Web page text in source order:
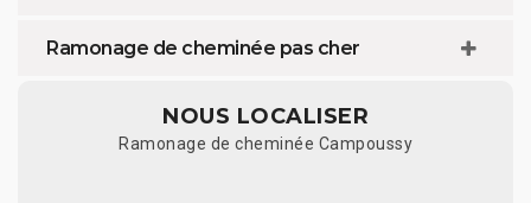
Ramonage de cheminée pas cher
NOUS LOCALISER
Ramonage de cheminée Campoussy